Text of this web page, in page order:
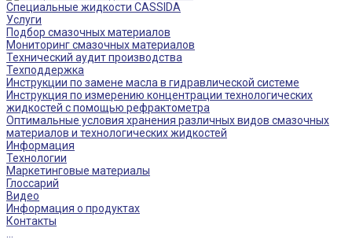
Специальные жидкости CASSIDA
Услуги
Подбор смазочных материалов
Мониторинг смазочных материалов
Технический аудит производства
Техподдержка
Инструкции по замене масла в гидравлической системе
Инструкция по измерению концентрации технологических
жидкостей с помощью рефрактометра
Оптимальные условия хранения различных видов смазочных
материалов и технологических жидкостей
Информация
Технологии
Маркетинговые материалы
Глоссарий
Видео
Информация о продуктах
Контакты